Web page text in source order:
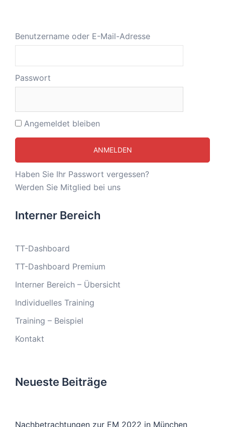
Benutzername oder E-Mail-Adresse
Passwort
Angemeldet bleiben
Haben Sie Ihr Passwort vergessen?
Werden Sie Mitglied bei uns
Interner Bereich
TT-Dashboard
TT-Dashboard Premium
Interner Bereich – Übersicht
Individuelles Training
Training – Beispiel
Kontakt
Neueste Beiträge
Nachbetrachtungen zur EM 2022 in München